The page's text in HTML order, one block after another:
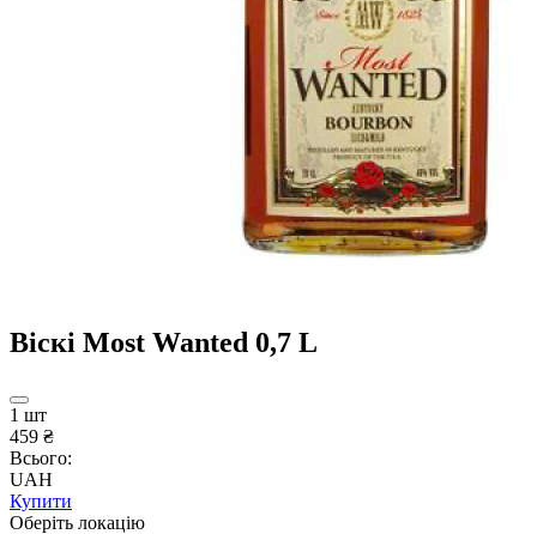
Віскі Most Wanted 0,7 L
1 шт
459 ₴
Всього:
UAH
Купити
Оберіть локацію